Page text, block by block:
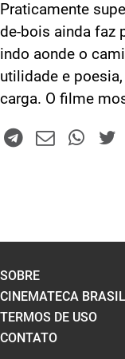
Praticamente
de-bois ainda faz
indo aonde o
utilidade e
carga. O filme
SOBRE
CINEMATECA
TERMOS DE USO
CONTATO